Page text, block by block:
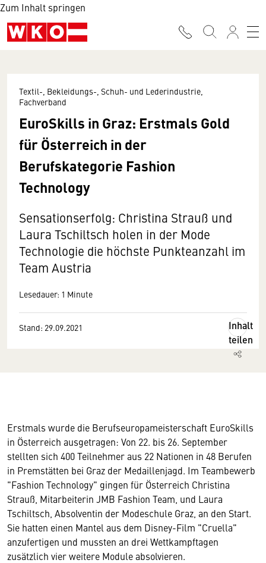
Zum Inhalt springen
Textil-, Bekleidungs-, Schuh- und Lederindustrie,
Fachverband
EuroSkills in Graz: Erstmals Gold
für Österreich in der
Berufskategorie Fashion
Technology
Sensationserfolg: Christina Strauß und
Laura Tschiltsch holen in der Mode
Technologie die höchste Punkteanzahl im
Team Austria
Lesedauer: 1 Minute
Stand: 29.09.2021
Inhalt
teilen
Erstmals wurde die Berufseuropameisterschaft EuroSkills
in Österreich ausgetragen: Von 22. bis 26. September
stellten sich 400 Teilnehmer aus 22 Nationen in 48 Berufen
in Premstätten bei Graz der Medaillenjagd. Im Teambewerb
"Fashion Technology" gingen für Österreich Christina
Strauß, Mitarbeiterin JMB Fashion Team, und Laura
Tschiltsch, Absolventin der Modeschule Graz, an den Start.
Sie hatten einen Mantel aus dem Disney-Film "Cruella"
anzufertigen und mussten an drei Wettkampftagen
zusätzlich vier weitere Module absolvieren.